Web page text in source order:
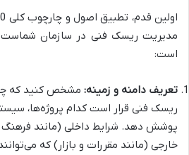
مدیریت ریسک فنی در سازمان شماست.
است:
تعریف دامنه و زمینه: مشخص کنید که
ریسک فنی قرار است کدام پروژه‌ها،
پوشش دهد. شرایط داخلی (مانند فرهنگ
خارجی (مانند مقررات و بازار) که